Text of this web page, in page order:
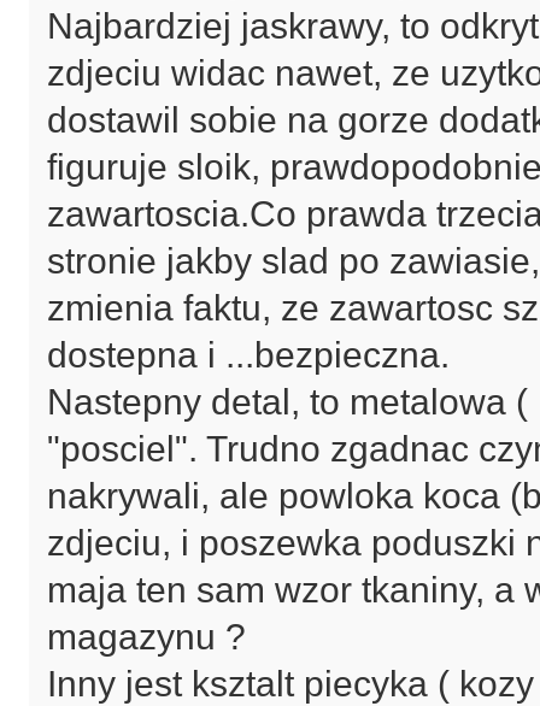
Najbardziej jaskrawy, to
zdjeciu widac nawet, ze
dostawil sobie na gorze
figuruje sloik,
zawartoscia.Co prawda
stronie jakby slad po
zmienia faktu, ze zawartosc
dostepna i ...bezpieczna.
Nastepny detal, to metalowa
"posciel". Trudno zgadnac
nakrywali, ale powloka koca
zdjeciu, i poszewka poduszki
maja ten sam wzor tkaniny, a
magazynu ?
Inny jest ksztalt piecyka (